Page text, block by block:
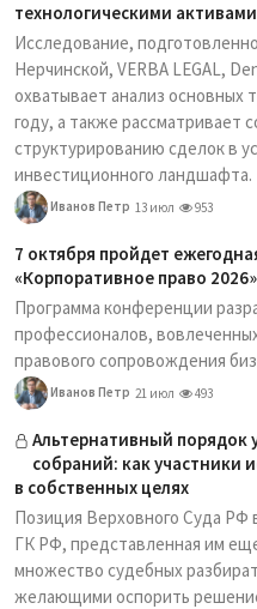
технологическими
Исследование,
Нерчинской, VERBA LEGAL,
охватывает анализ основных
году, а также рассматривает
структурированию сделок в
инвестиционного ландшафта.
Иванов Петр 13 июл 953
7 октября пройдет
«Корпоративное право 2026»
Программа конференции
профессионалов,
правового сопровождения
Иванов Петр 21 июл 493
Альтернативный
собраний: как участники
в собственных целях
Позиция Верховного Суда РФ
ГК РФ, представленная им
множество судебных
желающими оспорить